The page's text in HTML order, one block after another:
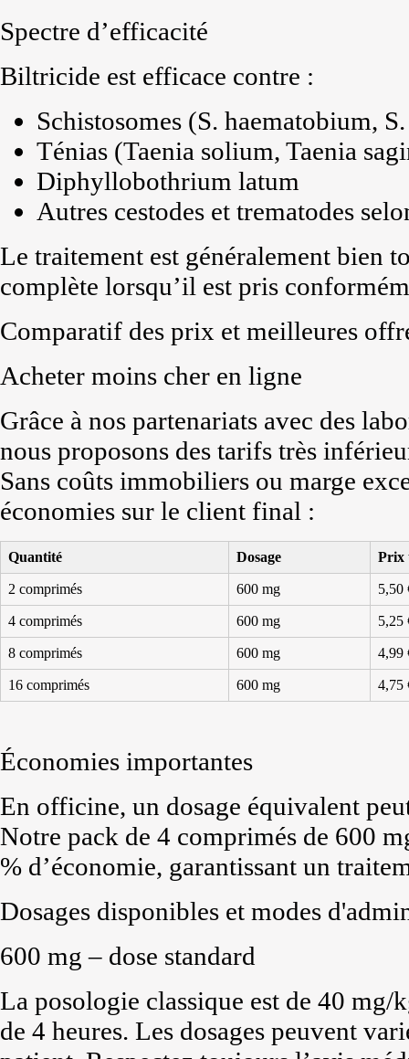
Spectre d’efficacité
Biltricide est efficace contre :
Schistosomes (S. haematobium,
Ténias (Taenia solium, Taenia
Diphyllobothrium latum
Autres cestodes et trematodes
Le traitement est généralement bien
complète lorsqu’il est pris
Comparatif des prix et meilleures
Acheter moins cher en ligne
Grâce à nos partenariats avec des
nous proposons des tarifs très
Sans coûts immobiliers ou marge
économies sur le client final :
Quantité Dosage Prix
2 comprimés 600 mg 5,50
4 comprimés 600 mg 5,25
8 comprimés 600 mg 4,99
16 comprimés 600 mg 4,75
Économies importantes
En officine, un dosage équivalent
Notre pack de 4 comprimés de 600
% d’économie, garantissant un
Dosages disponibles et modes
600 mg – dose standard
La posologie classique est de 40 mg/
de 4 heures. Les dosages peuvent